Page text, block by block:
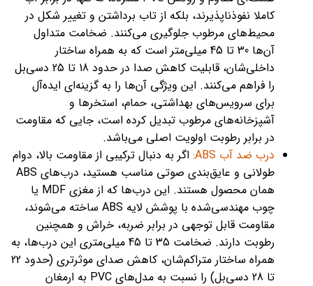
کاملا نفوذناپذیرند، بلکه از تاب برداشتن و تغییر شکل در
محیط‌های مرطوب جلوگیری می‌کنند. ضخامت متداول
آن‌ها 30 تا 45 میلی‌متر است که به همراه ساختار
داخلی‌شان، قابلیت کاهش صدا در حدود 18 تا 25 دسی‌بل
را فراهم می‌کنند. این ویژگی آن‌ها را به گزینه‌ای ایده‌آل
برای سرویس‌های بهداشتی، حمام، استخرها و
آشپزخانه‌های مرطوب تبدیل کرده است، جایی که مقاومت
در برابر رطوبت اولویت اصلی می‌باشد.
درب ضد آب ABS:
اگر به دنبال ترکیبی از مقاومت بالا، دوام
طولانی و عایق‌بندی صوتی مناسب هستید، درب‌های ABS
همان محصول هستند. این درب‌ها که از مغزی MDF یا
چوب مهندسی‌شده با پوشش لایه ABS ساخته می‌شوند،
مقاومت قابل توجهی در برابر ضربه، خراش و همچنین
رطوبت دارند. ضخامت 35 تا 45 میلی‌متری این درب‌ها، به
همراه ساختار متراکم‌شان، کاهش صدای موثرتری (حدود 22
تا 28 دسی‌بل) را نسبت به مدل‌های PVC به ارمغان